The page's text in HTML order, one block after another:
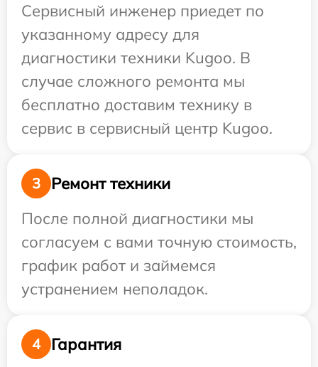
Сервисный инженер приедет по
указанному адресу для
диагностики техники Kugoo. В
случае сложного ремонта мы
бесплатно доставим технику в
сервис в сервисный центр Kugoo.
3
Ремонт техники
После полной диагностики мы
согласуем с вами точную стоимость,
график работ и займемся
устранением неполадок.
4 Гарантия